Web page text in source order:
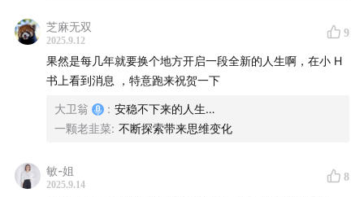
芝麻无双
2025.9.12
9
果然是每几年就要换个地方开启一段全新的人生啊，在小 H
书上看到消息 ，特意跑来祝贺一下
大卫翁 : 安稳不下来的人生…
一颗老韭菜: 不断探索带来思维变化
敏-姐
2025.9.14
8